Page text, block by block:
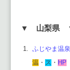
▼ 山梨県
ふじやま温
温 ・ ス ・ HP